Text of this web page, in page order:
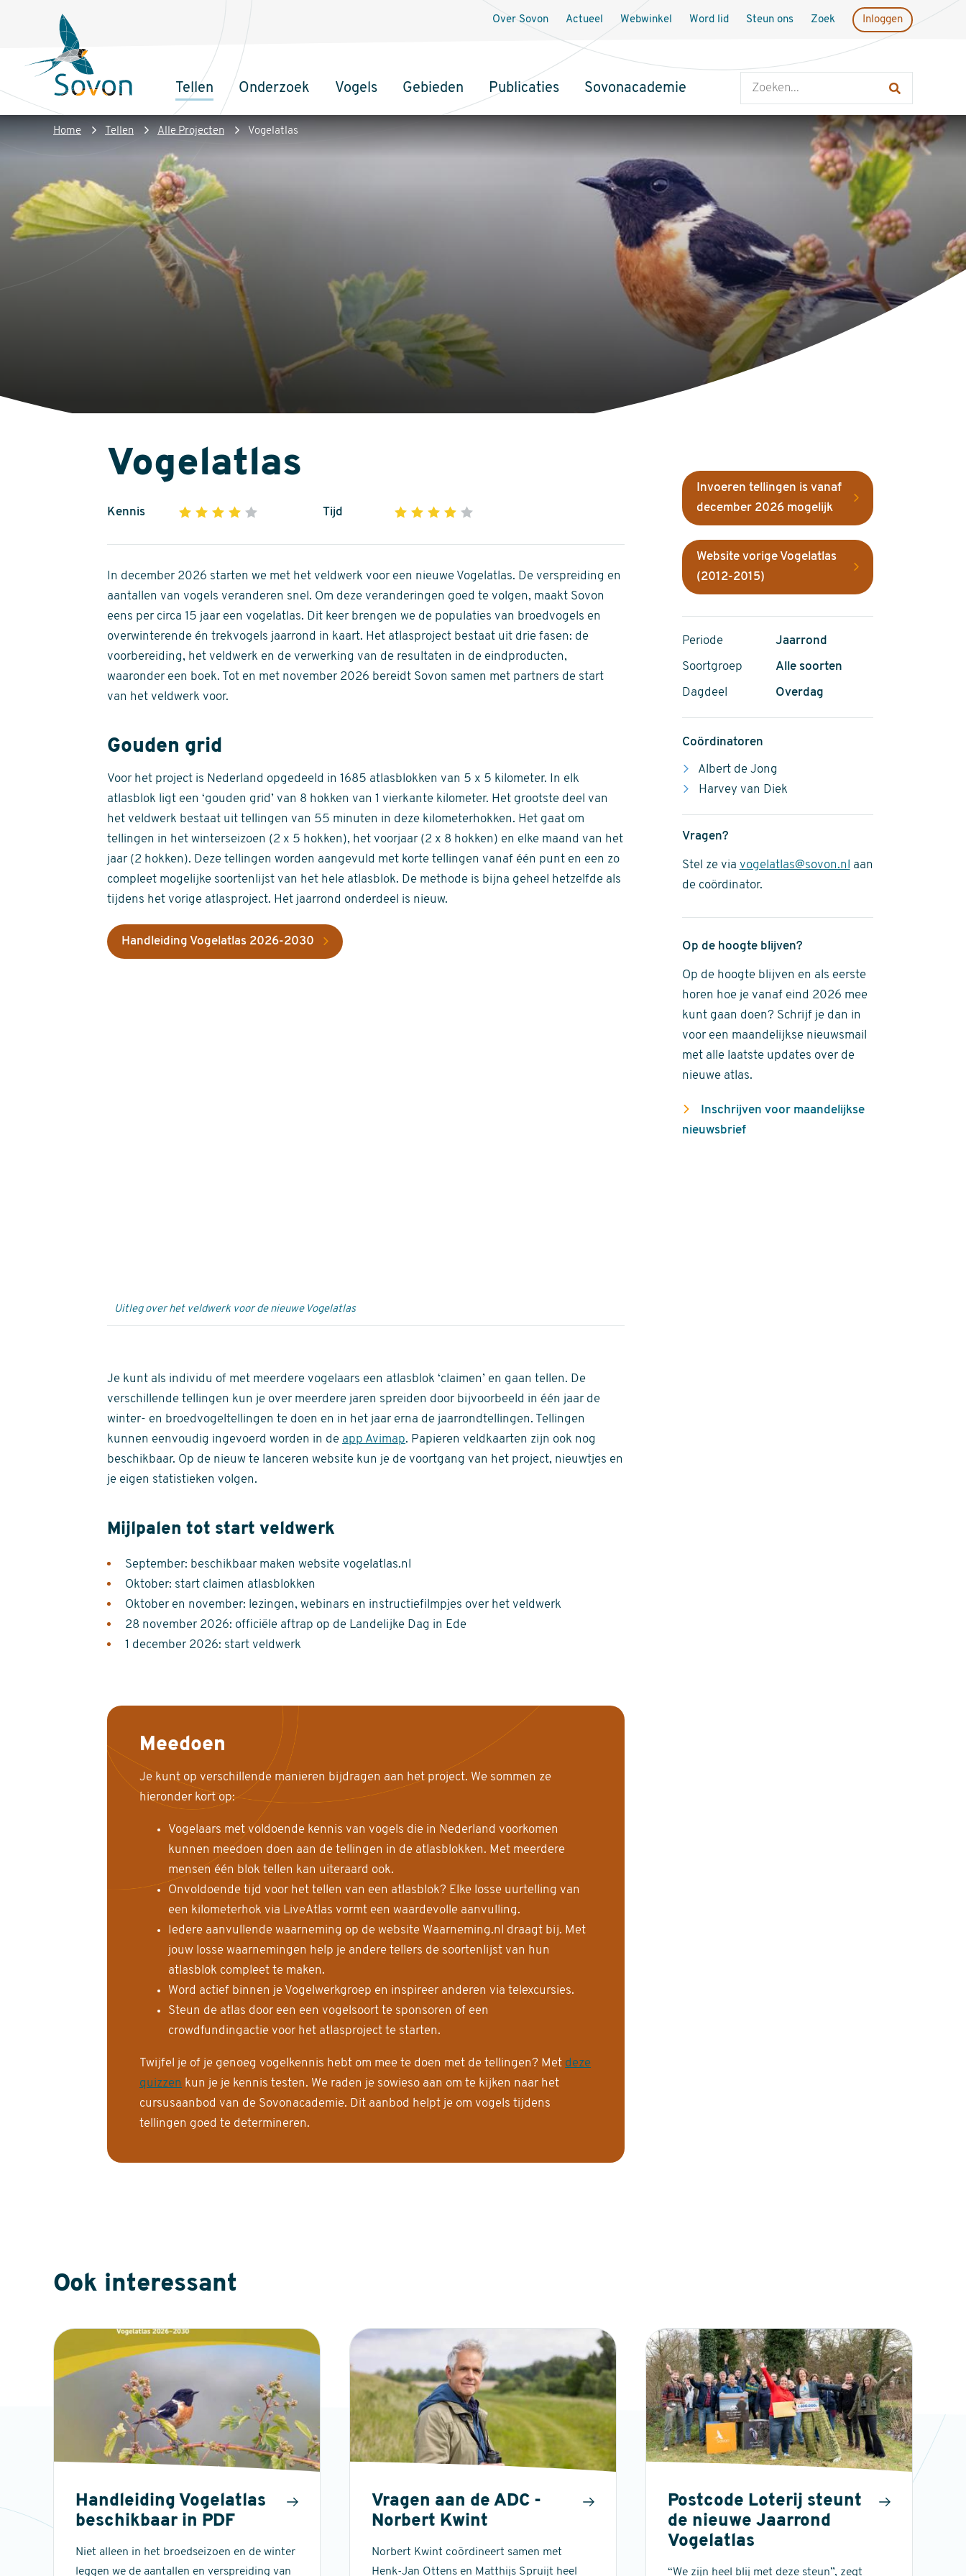
inhoud
Sovon
Homepage
Hoofdnavigatie
Tellen Onderzoek Vogels Gebieden Publicaties Sovonacademie
Over Sovon Actueel Webwinkel Word lid Steun ons Zoek Inloggen
Kruimelpad
Home Tellen Alle Projecten Vogelatlas
Vogelatlas
Kennis 1 2 3 4
of
5
stars
Tijd 1 2 3 4
of
5
stars
In december 2026 starten we met het veldwerk voor een nieuwe Vogelatlas. De verspreiding en
aantallen van vogels veranderen snel. Om deze veranderingen goed te volgen, maakt Sovon
eens per circa 15 jaar een vogelatlas. Dit keer brengen we de populaties van broedvogels en
overwinterende én trekvogels jaarrond in kaart. Het atlasproject bestaat uit drie fasen: de
voorbereiding, het veldwerk en de verwerking van de resultaten in de eindproducten,
waaronder een boek. Tot en met november 2026 bereidt Sovon samen met partners de start
van het veldwerk voor.
Gouden grid
Voor het project is Nederland opgedeeld in 1685 atlasblokken van 5 x 5 kilometer. In elk
atlasblok ligt een ‘gouden grid’ van 8 hokken van 1 vierkante kilometer. Het grootste deel van
het veldwerk bestaat uit tellingen van 55 minuten in deze kilometerhokken. Het gaat om
tellingen in het winterseizoen (2 x 5 hokken), het voorjaar (2 x 8 hokken) en elke maand van het
jaar (2 hokken). Deze tellingen worden aangevuld met korte tellingen vanaf één punt en een zo
compleet mogelijke soortenlijst van het hele atlasblok. De methode is bijna geheel hetzelfde als
tijdens het vorige atlasproject. Het jaarrond onderdeel is nieuw.
Handleiding Vogelatlas 2026-2030
Uitleg over het veldwerk voor de nieuwe Vogelatlas
Je kunt als individu of met meerdere vogelaars een atlasblok ‘claimen’ en gaan tellen. De
verschillende tellingen kun je over meerdere jaren spreiden door bijvoorbeeld in één jaar de
winter- en broedvogeltellingen te doen en in het jaar erna de jaarrondtellingen. Tellingen
kunnen eenvoudig ingevoerd worden in de app Avimap. Papieren veldkaarten zijn ook nog
beschikbaar. Op de nieuw te lanceren website kun je de voortgang van het project, nieuwtjes en
je eigen statistieken volgen.
Mijlpalen tot start veldwerk
September: beschikbaar maken website vogelatlas.nl
Oktober: start claimen atlasblokken
Oktober en november: lezingen, webinars en instructiefilmpjes over het veldwerk
28 november 2026: officiële aftrap op de Landelijke Dag in Ede
1 december 2026: start veldwerk
Meedoen
Je kunt op verschillende manieren bijdragen aan het project. We sommen ze
hieronder kort op:
Vogelaars met voldoende kennis van vogels die in Nederland voorkomen
kunnen meedoen doen aan de tellingen in de atlasblokken. Met meerdere
mensen één blok tellen kan uiteraard ook.
Onvoldoende tijd voor het tellen van een atlasblok? Elke losse uurtelling van
een kilometerhok via LiveAtlas vormt een waardevolle aanvulling.
Iedere aanvullende waarneming op de website Waarneming.nl draagt bij. Met
jouw losse waarnemingen help je andere tellers de soortenlijst van hun
atlasblok compleet te maken.
Word actief binnen je Vogelwerkgroep en inspireer anderen via telexcursies.
Steun de atlas door een een vogelsoort te sponsoren of een
crowdfundingactie voor het atlasproject te starten.
Twijfel je of je genoeg vogelkennis hebt om mee te doen met de tellingen? Met deze
quizzen kun je je kennis testen. We raden je sowieso aan om te kijken naar het
cursusaanbod van de Sovonacademie. Dit aanbod helpt je om vogels tijdens
tellingen goed te determineren.
Invoeren tellingen is vanaf
december 2026 mogelijk
Website vorige Vogelatlas
(2012-2015)
Periode Jaarrond
Soortgroep Alle soorten
Dagdeel Overdag
Coördinatoren
Albert de Jong
Harvey van Diek
Vragen?
Stel ze via vogelatlas@sovon.nl
aan
de coördinator.
Op de hoogte blijven?
Op de hoogte blijven en als eerste
horen hoe je vanaf eind 2026 mee
kunt gaan doen? Schrijf je dan in
voor een maandelijkse nieuwsmail
met alle laatste updates over de
nieuwe atlas.
Inschrijven voor maandelijkse
nieuwsbrief
Ook interessant
Handleiding Vogelatlas
beschikbaar in PDF
Niet alleen in het broedseizoen en de winter
leggen we de aantallen en verspreiding van
Vragen aan de ADC -
Norbert Kwint
Norbert Kwint coördineert samen met
Henk-Jan Ottens en Matthijs Spruijt heel
Postcode Loterij steunt
de nieuwe Jaarrond
Vogelatlas
“We zijn heel blij met deze steun”, zegt